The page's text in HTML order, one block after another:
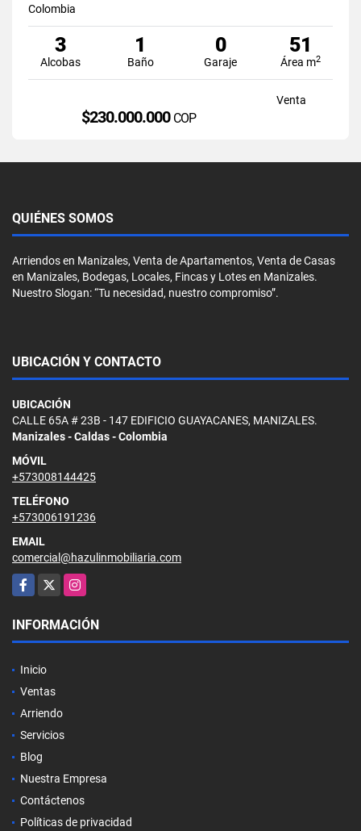
Colombia
3
Alcobas
1
Baño
0
Garaje
51
Área m2
Venta
$230.000.000 COP
QUIÉNES SOMOS
Arriendos en Manizales, Venta de Apartamentos, Venta de Casas
en Manizales, Bodegas, Locales, Fincas y Lotes en Manizales.
Nuestro Slogan: “Tu necesidad, nuestro compromiso”.
UBICACIÓN Y CONTACTO
UBICACIÓN
CALLE 65A # 23B - 147 EDIFICIO GUAYACANES, MANIZALES.
Manizales - Caldas - Colombia
MÓVIL
+573008144425
TELÉFONO
+573006191236
EMAIL
comercial@hazulinmobiliaria.com
Facebook
X Instagram
INFORMACIÓN
Inicio
Ventas
Arriendo
Servicios
Blog
Nuestra Empresa
Contáctenos
Políticas de privacidad